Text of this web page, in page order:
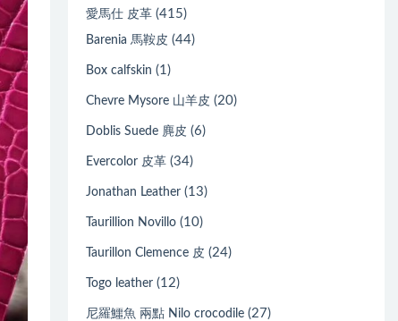
愛馬仕 皮革 (415)
Barenia 馬鞍皮 (44)
Box calfskin (1)
Chevre Mysore 山羊皮 (20)
Doblis Suede 麂皮 (6)
Evercolor 皮革 (34)
Jonathan Leather (13)
Taurillion Novillo (10)
Taurillon Clemence 皮 (24)
Togo leather (12)
尼羅鱷魚 兩點 Nilo crocodile (27)